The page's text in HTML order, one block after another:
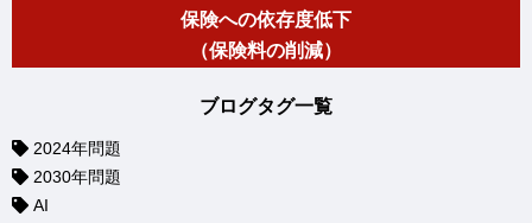
保険への依存度低下
（保険料の削減）
ブログタグ一覧
2024年問題
2030年問題
AI